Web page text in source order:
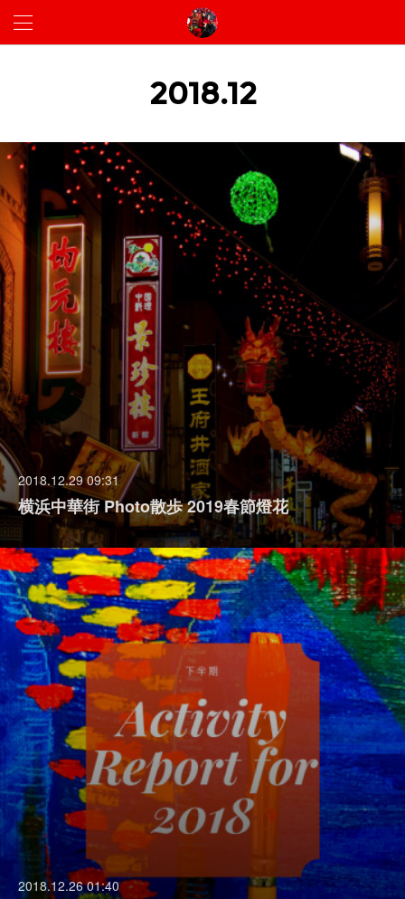
2018.12
2018.12.29 09:31
横浜中華街 Photo散歩 2019春節燈花
2018.12.26 01:40